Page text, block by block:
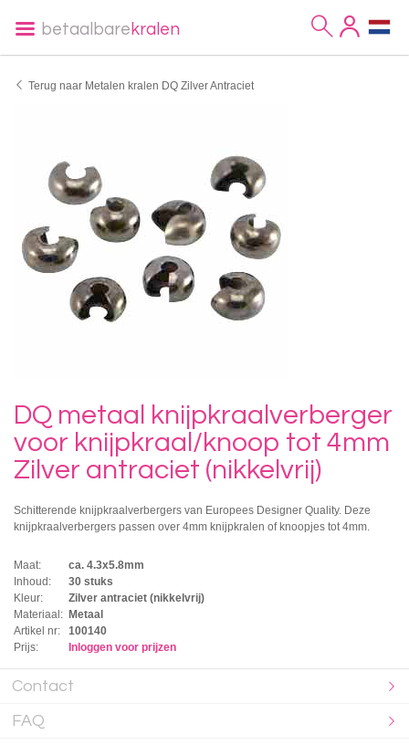
betaalbare kralen
Terug naar Metalen kralen DQ Zilver Antraciet
DQ metaal knijpkraalverberger
voor knijpkraal/knoop tot 4mm
Zilver antraciet (nikkelvrij)
Schitterende knijpkraalverbergers van Europees Designer Quality. Deze
knijpkraalverbergers passen over 4mm knijpkralen of knoopjes tot 4mm.
Maat:
ca. 4.3x5.8mm
Inhoud:
30 stuks
Kleur:
Zilver antraciet (nikkelvrij)
Materiaal: Metaal
Artikel nr:
100140
Prijs:
Inloggen voor prijzen
Contact
FAQ